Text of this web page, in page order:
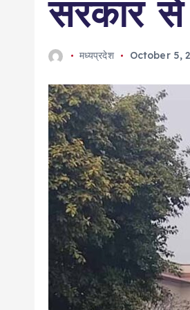
सरकार से
मध्यप्रदेश October 5,